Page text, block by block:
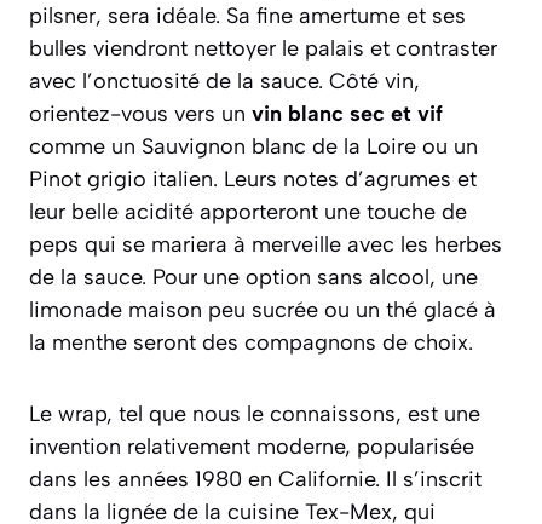
pilsner, sera idéale. Sa fine amertume et ses
bulles viendront nettoyer le palais et contraster
avec l’onctuosité de la sauce. Côté vin,
orientez-vous vers un vin blanc sec et vif
comme un Sauvignon blanc de la Loire ou un
Pinot grigio italien. Leurs notes d’agrumes et
leur belle acidité apporteront une touche de
peps qui se mariera à merveille avec les herbes
de la sauce. Pour une option sans alcool, une
limonade maison peu sucrée ou un thé glacé à
la menthe seront des compagnons de choix.
Le wrap, tel que nous le connaissons, est une
invention relativement moderne, popularisée
dans les années 1980 en Californie. Il s’inscrit
dans la lignée de la cuisine Tex-Mex, qui